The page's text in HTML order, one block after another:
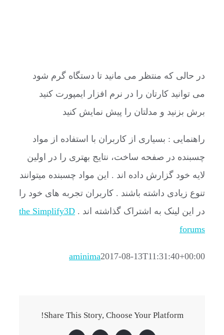
در حالی که منتظر می مانید تا دستگاه گرم شود
می توانید کارتان را در نرم افزار ایمپورت کنید
برش بزنید و مدلتان را پیش نمایش کنید
راهنمایی : بسیاری از کاربران با استفاده از مواد
چسبنده در صفحه ساخت، نتایج بهتری را در اولین
لایه خود گزارش داده اند . این مواد چسبنده میتوانند
تنوع زیادی داشته باشند . کاربران تجربه های خود را
در این لینک به اشتراک گذاشته اند . the Simplify3D
forums
aminima2017-08-13T11:31:40+00:00
Share This Story, Choose Your Platform!